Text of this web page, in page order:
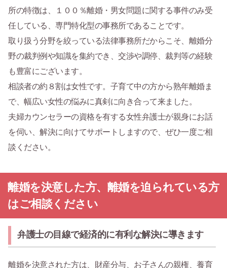
所の特徴は、１００％離婚・男女問題に関する事件のみ受
任している、専門特化型の事務所であることです。
取り扱う分野を絞っている法律事務所だからこそ、離婚分
野の裁判例や知識を集約でき、交渉や調停、裁判等の経験
も豊富にございます。
相談者の約８割は女性です。子育て中の方から熟年離婚ま
で、幅広い女性の悩みに真剣に向き合って来ました。
夫婦カウンセラーの資格を有する女性弁護士が親身にお話
を伺い、解決に向けてサポートしますので、ぜひ一度ご相
談ください。
離婚を決意した方、離婚を迫られている方
はご相談ください
弁護士の目線で経済的に有利な解決に導きます
離婚を決意された方は、財産分与、お子さんの親権、養育